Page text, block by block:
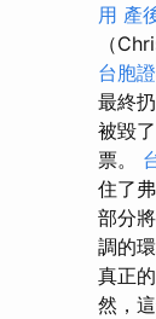
用 產
（
台胞
最終
被毀了
票。
住了
部分
調的
真正
然，